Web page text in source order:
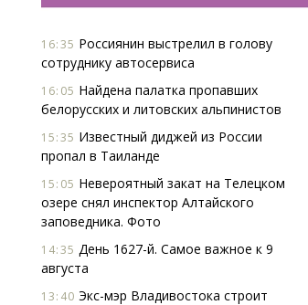
16:35 Россиянин выстрелил в голову
сотруднику автосервиса
16:05 Найдена палатка пропавших
белорусских и литовских альпинистов
15:35 Известный диджей из России
пропал в Таиланде
15:05 Невероятный закат на Телецком
озере снял инспектор Алтайского
заповедника. Фото
14:35 День 1627-й. Самое важное к 9
августа
13:40 Экс-мэр Владивостока строит